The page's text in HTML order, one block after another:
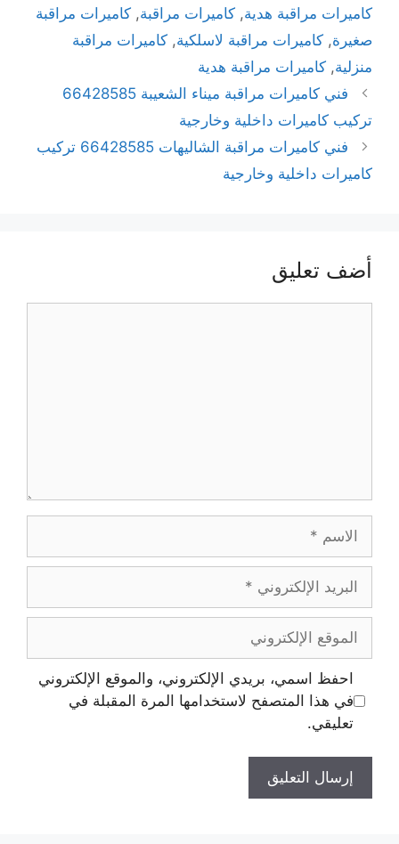
كاميرات مراقبة هدية, كاميرات مراقبة, كاميرات مراقبة
صغيرة, كاميرات مراقبة لاسلكية, كاميرات مراقبة
منزلية, كاميرات مراقبة هدية
فني كاميرات مراقبة ميناء الشعيبة 66428585
تركيب كاميرات داخلية وخارجية
فني كاميرات مراقبة الشاليهات 66428585 تركيب
كاميرات داخلية وخارجية
أضف تعليق
احفظ اسمي، بريدي الإلكتروني، والموقع الإلكتروني
في هذا المتصفح لاستخدامها المرة المقبلة في
تعليقي.